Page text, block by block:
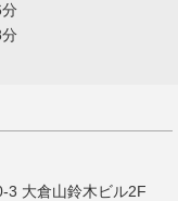
3 大倉山鈴木ビル2F